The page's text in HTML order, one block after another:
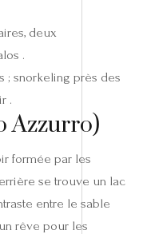
deux
.
; snorkeling près des
.
Azzurro)
formée par les
se trouve un lac
entre le sable
rêve pour les